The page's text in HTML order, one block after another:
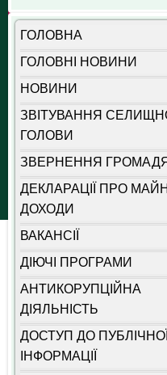
ГОЛОВНА
ГОЛОВНІ НОВИНИ
НОВИНИ
ЗВІТУВАННЯ
ГОЛОВИ
ЗВЕРНЕННЯ
ДЕКЛАРАЦІЇ ПРО
ДОХОДИ
ВАКАНСІЇ
ДІЮЧІ ПРОГРАМИ
АНТИКОРУПЦІЙНА
ДІЯЛЬНІСТЬ
ДОСТУП ДО ПУБЛІЧНОЇ
ІНФОРМАЦІЇ